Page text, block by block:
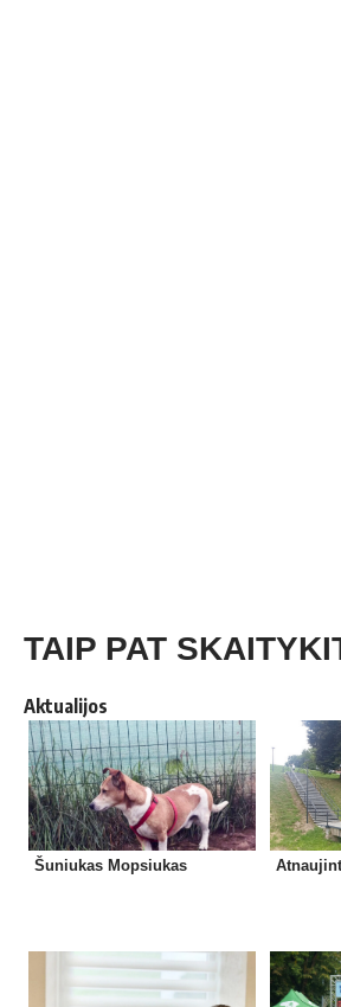
TAIP PAT
Aktualijos
Šuniukas Mopsiukas